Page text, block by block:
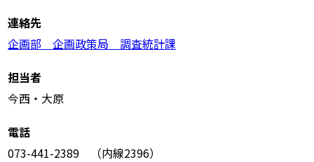
連絡先
企画部 企画政策局 調査統計課
担当者
今西・大原
電話
073-441-2389 （内線2396）